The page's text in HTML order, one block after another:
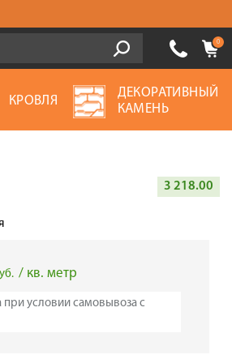
0
КРОВЛЯ
ДЕКОРАТИВНЫЙ
КАМЕНЬ
3 218.00
/ кв. метр
при условии самовывоза с